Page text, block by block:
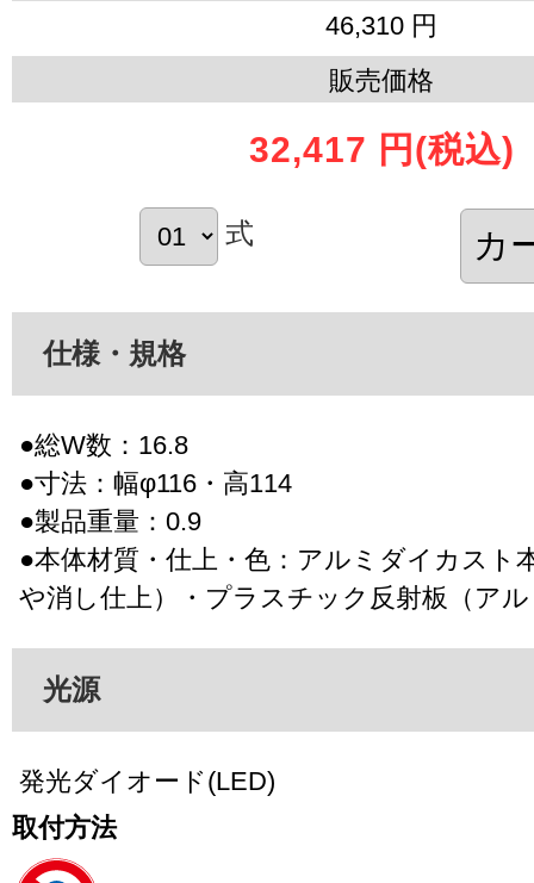
46,310 円
販売価格
32,417 円 (税込)
式
仕様・規格
●総W数：16.8
●寸法：幅φ116・高114
●製品重量：0.9
●本体材質・仕上・色：アルミダイカスト
や消し仕上）・プラスチック反射板（ア
光源
発光ダイオード(LED)
取付方法